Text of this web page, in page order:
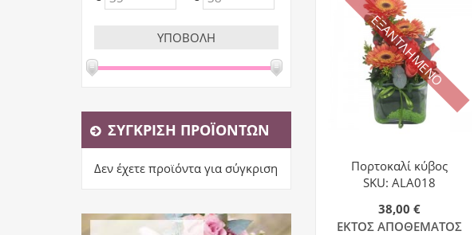
ΣΎΓΚΡΙΣΗ ΠΡΟΪΌΝΤΩΝ
Δεν έχετε προϊόντα για σύγκριση
ΕΞΑΝΤΛΗΜΕΝΟ
Πορτοκαλί κύβος
SKU: ALA018
38,00 €
ΕΚΤΌΣ ΑΠΟΘΈΜΑΤΟΣ